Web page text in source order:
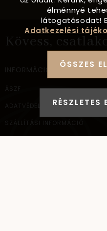
Kövess,
INFORMÁCIÓ
ÁSZF
ADATVÉDELEM
SZÁLLÍTÁSI INFORMÁCIÓ
élménnyé
látogatásodat!
Adatkezelési
ÖSSZES
RÉSZLETES